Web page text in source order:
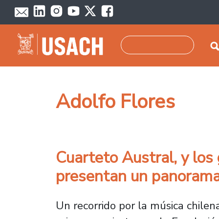
Pasar al contenido principal
Adolfo Flores
Cuarteto Austral, y los
presentan un
Un recorrido por la música